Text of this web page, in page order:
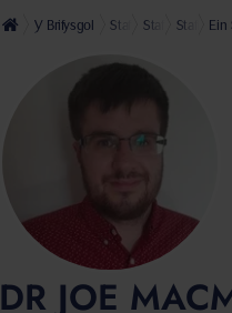
Y Brifysgol Staff Staff yn yStaff yrEin
DR JOE